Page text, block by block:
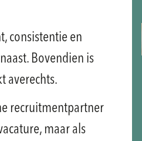
consistentie en
Bovendien is
averechts.
recruitmentpartner
maar als